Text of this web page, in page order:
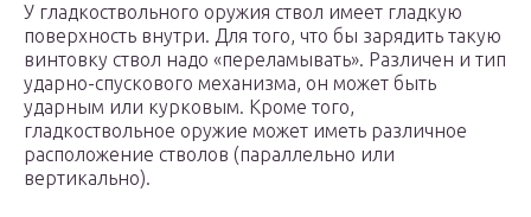
У гладкоствольного оружия ствол имеет гладкую
поверхность внутри. Для того, что бы зарядить такую
винтовку ствол надо «переламывать». Различен и тип
ударно-спускового механизма, он может быть
ударным или курковым. Кроме того,
гладкоствольное оружие может иметь различное
расположение стволов (параллельно или
вертикально).